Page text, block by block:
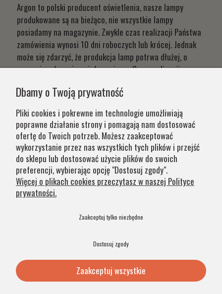
Argon to polski producent oświetlenia, nasze lampy
produkowane są na bieżąco, nie wszystkie lampy
posiadamy na magazynie. Zwykle czas realizacji Państwa
zamówienia wynosi 10 dni roboczych lub krócej. Jednak
może się zdarzyć, że produkcja lamp potrwa dłużej, o
czym niezwłocznie poinformujemy. Czas realizacji
chęci zapewnienia jak najwyższej jakości produktu. W
na zamówienie jest zaznaczony w opisie. Wierzymy, że na
nasze lampy warto czasem poczekać.
Kategorie
Obsługa klienta
© 2026 Argon Lampy. All Rights Reserved. .
Dbamy o Twoją prywatność
Pliki cookies i pokrewne im technologie umożliwiają
poprawne działanie strony i pomagają nam dostosować
ofertę do Twoich potrzeb. Możesz zaakceptować
wykorzystanie przez nas wszystkich tych plików i przejść
do sklepu lub dostosować użycie plików do swoich
preferencji, wybierając opcję "Dostosuj zgody".
Więcej o plikach cookies przeczytasz w naszej Polityce
prywatności.
Zaakceptuj tylko niezbędne
Dostosuj zgody
Zaakceptuj wszystkie